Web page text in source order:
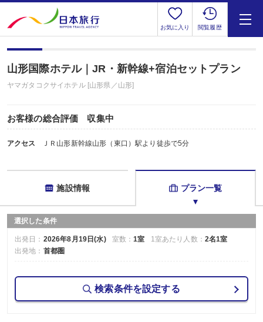
お気に入り 閲覧履歴
山形国際ホテル｜JR・新幹線+宿泊セットプラン
ヤマガタコクサイホテル [山形県／山形]
お客様の総合評価 収集中
アクセス ＪＲ山形新幹線山形（東口）駅より徒歩で5分
施設情報 プラン一覧
選択した条件
出発日： 2026年8月19日(水) 室数：1室 1室あたり人数： 2名1室
出発地： 首都圏
検索条件を設定する